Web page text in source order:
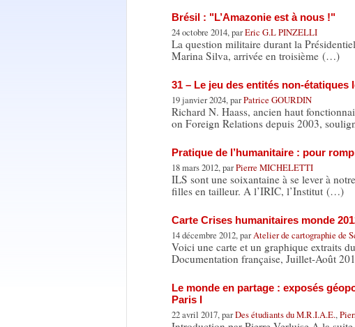
Brésil : "L’Amazonie est à nous !"
24 octobre 2014, parEric G.L PINZELLI
La question militaire durant la
Marina Silva, arrivée en troisième (…)
31 – Le jeu des entités non-étatiques
19 janvier 2024, parPatrice GOURDIN
Richard N. Haass, ancien haut
on Foreign Relations depuis 2003,
Pratique de l’humanitaire : pour
18 mars 2012, parPierre MICHELETTI
ILS sont une soixantaine à se lever à
filles en tailleur. A l’IRIC, l’Institut (…)
Carte Crises humanitaires monde
14 décembre 2012, parAtelier de cartographie de
Voici une carte et un graphique extraits
Documentation française, Juillet-Août
Le monde en partage : exposés
Paris I
22 avril 2017, parDes étudiants du M.R.I.A.E.,